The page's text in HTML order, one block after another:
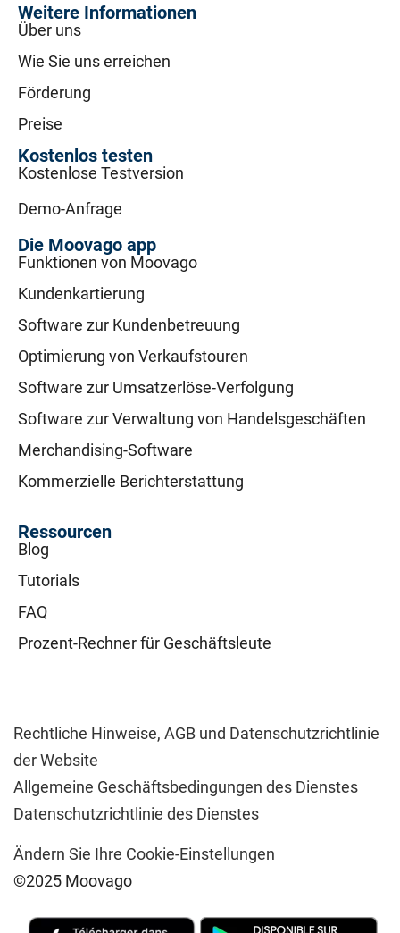
Weitere Informationen
Über uns
Wie Sie uns erreichen
Förderung
Preise
Kostenlos testen
Kostenlose Testversion
Demo-Anfrage
Die Moovago app
Funktionen von Moovago
Kundenkartierung
Software zur Kundenbetreuung
Optimierung von Verkaufstouren
Software zur Umsatzerlöse-Verfolgung
Software zur Verwaltung von Handelsgeschäften
Merchandising-Software
Kommerzielle Berichterstattung
Ressourcen
Blog
Tutorials
FAQ
Prozent-Rechner für Geschäftsleute
Rechtliche Hinweise, AGB und Datenschutzrichtlinie
der Website
Allgemeine Geschäftsbedingungen des Dienstes
Datenschutzrichtlinie des Dienstes
Ändern Sie Ihre Cookie-Einstellungen
©2025 Moovago